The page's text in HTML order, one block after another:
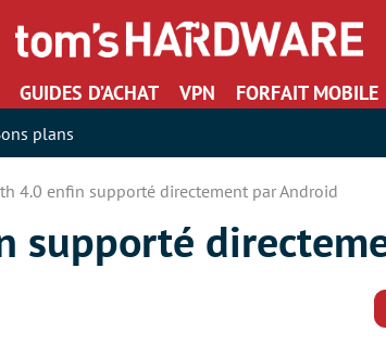
GUIDES D’ACHAT VPN FORFAIT MOBILE
plans
4.0 enfin supporté directement par Android
supporté